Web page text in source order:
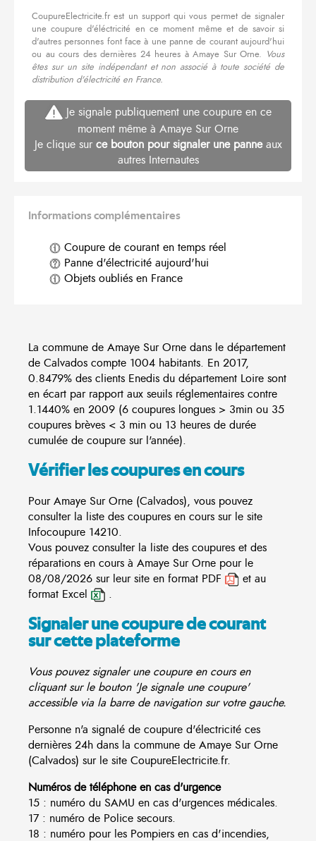
CoupureElectricite.fr est un support qui vous permet de signaler
une coupure d'éléctricité en ce moment même et de savoir si
d'autres personnes font face à une panne de courant aujourd'hui
ou au cours des dernières 24 heures à Amaye Sur Orne. Vous
êtes sur un site indépendant et non associé à toute société de
distribution d'électricité en France.
Je signale publiquement une coupure en ce
moment même à Amaye Sur Orne
Je clique sur ce bouton pour signaler une panneaux
autres Internautes
Informations complémentaires
Coupure de courant en temps réel
Panne d'électricité aujourd'hui
Objets oubliés en France
La commune de Amaye Sur Orne dans le département
de Calvados compte 1004 habitants. En 2017,
0.8479% des clients Enedis du département Loire sont
en écart par rapport aux seuils réglementaires contre
1.1440% en 2009 (6 coupures longues > 3min ou 35
coupures brèves < 3 min ou 13 heures de durée
cumulée de coupure sur l'année).
Vérifier les coupures en cours
Pour Amaye Sur Orne (Calvados), vous pouvez
consulter la liste des coupures en cours sur le site
Infocoupure 14210.
Vous pouvez consulter la liste des coupures et des
réparations en cours à Amaye Sur Orne pour le
08/08/2026 sur leur site en format PDF
et au
format Excel
.
Signaler une coupure de courant
sur cette plateforme
Vous pouvez signaler une coupure en cours en
cliquant sur le bouton 'Je signale une coupure'
accessible via la barre de navigation sur votre gauche.
Personne n'a signalé de coupure d'électricité ces
dernières 24h dans la commune de Amaye Sur Orne
(Calvados) sur le site CoupureElectricite.fr.
Numéros de téléphone en cas d'urgence
15 : numéro du SAMU en cas d'urgences médicales.
17 : numéro de Police secours.
18 : numéro pour les Pompiers en cas d'incendies,